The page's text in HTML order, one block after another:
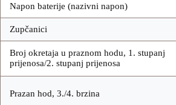
Napon baterije (nazivni napon)
Zupčanici
Broj okretaja u praznom hodu, 1. stupanj
prijenosa/2. stupanj prijenosa
Prazan hod, 3./4. brzina